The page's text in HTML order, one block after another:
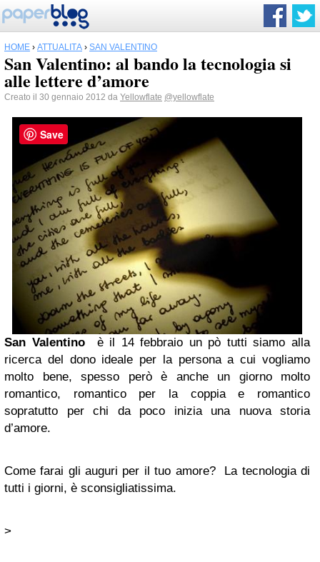
HOME › ATTUALITÀ › SAN VALENTINO
San Valentino: al bando la tecnologia si
alle lettere d’amore
Creato il 30 gennaio 2012 da Yellowflate @yellowflate
San Valentinoè il 14 febbraio un pò tutti siamo alla
ricerca del dono ideale per la persona a cui vogliamo
molto bene, spesso però è anche un giorno molto
romantico, romantico per la coppia e romantico
sopratutto per chi da poco inizia una nuova storia
d’amore.
Come farai gli auguri per il tuo amore? La tecnologia di
tutti i giorni, è sconsigliatissima.
>
Save